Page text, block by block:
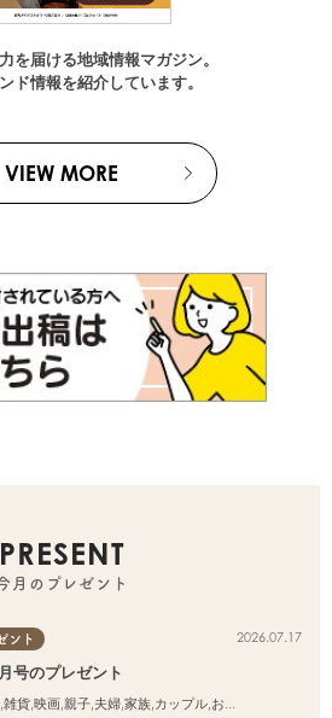
を届ける地域情報マガジン。
ド情報を紹介しています。
VIEW MORE
PRESENT
月のプレゼント
ント 2026.07.17
号のプレゼント
,雑貨,映画,親子,夫婦,家族,カップル,おひとりさま